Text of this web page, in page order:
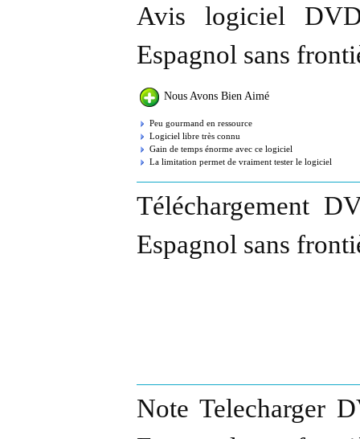
Avis logiciel
Espagnol sans
Nous Avons Bien Aimé
Peu gourmand en ressource
Logiciel libre très connu
Gain de temps énorme avec ce logiciel
La limitation permet de vraiment tester le logiciel
Téléchargement
Espagnol sans
Note Telecharger